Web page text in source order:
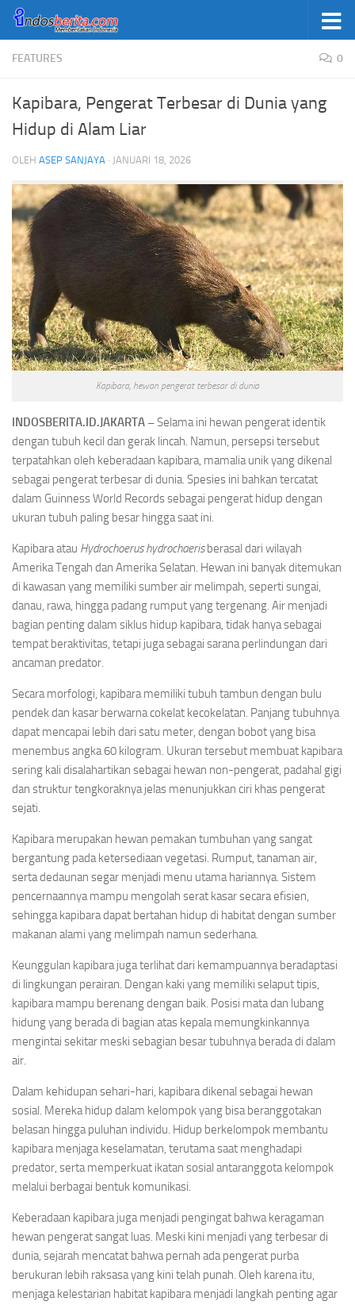
Skip to content
FEATURES 0
Kapibara, Pengerat Terbesar di Dunia yang
Hidup di Alam Liar
OLEH ASEP SANJAYA · JANUARI 18, 2026
Kapibara, hewan pengerat terbesar di dunia
INDOSBERITA.ID.JAKARTA –Selama ini hewan pengerat identik
dengan tubuh kecil dan gerak lincah. Namun, persepsi tersebut
terpatahkan oleh keberadaan kapibara, mamalia unik yang dikenal
sebagai pengerat terbesar di dunia. Spesies ini bahkan tercatat
dalam Guinness World Records sebagai pengerat hidup dengan
ukuran tubuh paling besar hingga saat ini.
Kapibara atau Hydrochoerus hydrochaerisberasal dari wilayah
Amerika Tengah dan Amerika Selatan. Hewan ini banyak ditemukan
di kawasan yang memiliki sumber air melimpah, seperti sungai,
danau, rawa, hingga padang rumput yang tergenang. Air menjadi
bagian penting dalam siklus hidup kapibara, tidak hanya sebagai
tempat beraktivitas, tetapi juga sebagai sarana perlindungan dari
ancaman predator.
Secara morfologi, kapibara memiliki tubuh tambun dengan bulu
pendek dan kasar berwarna cokelat kecokelatan. Panjang tubuhnya
dapat mencapai lebih dari satu meter, dengan bobot yang bisa
menembus angka 60 kilogram. Ukuran tersebut membuat kapibara
sering kali disalahartikan sebagai hewan non-pengerat, padahal gigi
dan struktur tengkoraknya jelas menunjukkan ciri khas pengerat
sejati.
Kapibara merupakan hewan pemakan tumbuhan yang sangat
bergantung pada ketersediaan vegetasi. Rumput, tanaman air,
serta dedaunan segar menjadi menu utama hariannya. Sistem
pencernaannya mampu mengolah serat kasar secara efisien,
sehingga kapibara dapat bertahan hidup di habitat dengan sumber
makanan alami yang melimpah namun sederhana.
Keunggulan kapibara juga terlihat dari kemampuannya beradaptasi
di lingkungan perairan. Dengan kaki yang memiliki selaput tipis,
kapibara mampu berenang dengan baik. Posisi mata dan lubang
hidung yang berada di bagian atas kepala memungkinkannya
mengintai sekitar meski sebagian besar tubuhnya berada di dalam
air.
Dalam kehidupan sehari-hari, kapibara dikenal sebagai hewan
sosial. Mereka hidup dalam kelompok yang bisa beranggotakan
belasan hingga puluhan individu. Hidup berkelompok membantu
kapibara menjaga keselamatan, terutama saat menghadapi
predator, serta memperkuat ikatan sosial antaranggota kelompok
melalui berbagai bentuk komunikasi.
Keberadaan kapibara juga menjadi pengingat bahwa keragaman
hewan pengerat sangat luas. Meski kini menjadi yang terbesar di
dunia, sejarah mencatat bahwa pernah ada pengerat purba
berukuran lebih raksasa yang kini telah punah. Oleh karena itu,
menjaga kelestarian habitat kapibara menjadi langkah penting agar